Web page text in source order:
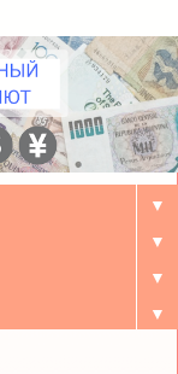
▼
▼
▼
▼